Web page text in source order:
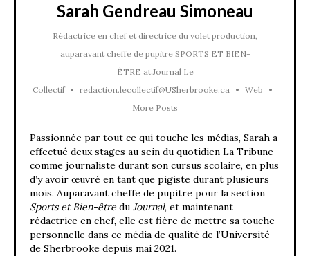
Sarah Gendreau Simoneau
Rédactrice en chef et directrice du volet production,
auparavant cheffe de pupitre SPORTS ET BIEN-
ÊTRE at Journal Le
Collectif • redaction.lecollectif@USherbrooke.ca • Web
•
More Posts
Passionnée par tout ce qui touche les médias, Sarah a
effectué deux stages au sein du quotidien La Tribune
comme journaliste durant son cursus scolaire, en plus
d’y avoir œuvré en tant que pigiste durant plusieurs
mois. Auparavant cheffe de pupitre pour la section
Sports et Bien-être du Journal, et maintenant
rédactrice en chef, elle est fière de mettre sa touche
personnelle dans ce média de qualité de l’Université
de Sherbrooke depuis mai 2021.